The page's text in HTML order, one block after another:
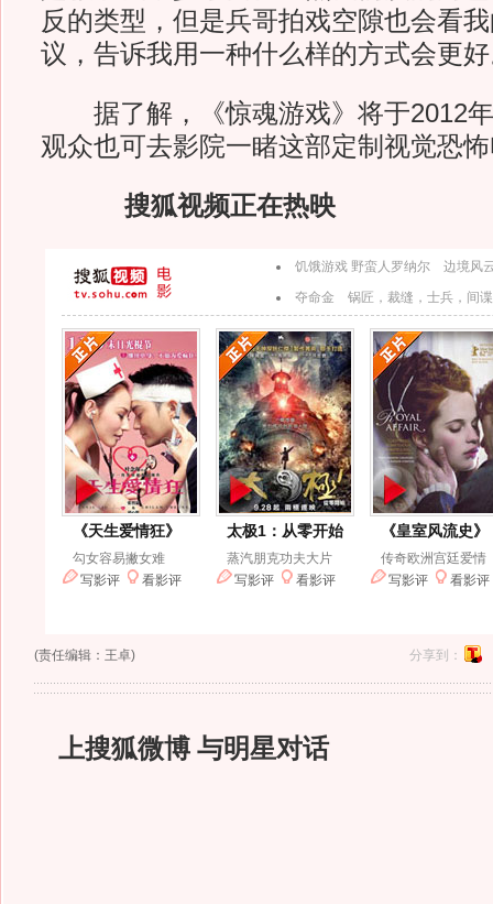
反的类型，但是兵哥拍戏空隙也会看
议，告诉我用一种什么样的方式会更好
据了解，《惊魂游戏》将于2012年
观众也可去影院一睹这部定制视觉恐
搜狐视频正在热映
(责任编辑：王卓) 分享到：
上搜狐微博 与明星对话